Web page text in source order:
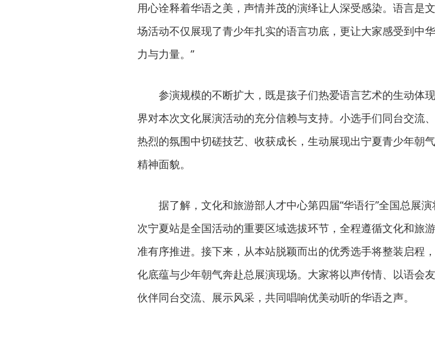
用心诠释着华语之美，声情并茂的演绎让人深受感染。语言是
场活动不仅展现了青少年扎实的语言功底，更让大家感受到中
力与力量。”
参演规模的不断扩大，既是孩子们热爱语言艺术的生动体
界对本次文化展演活动的充分信赖与支持。小选手们同台交流
热烈的氛围中切磋技艺、收获成长，生动展现出宁夏青少年朝
精神面貌。
据了解，文化和旅游部人才中心第四届“华语行”全国总展
次宁夏站是全国活动的重要区域选拔环节，全程遵循文化和旅
准有序推进。接下来，从本站脱颖而出的优秀选手将整装启程
化底蕴与少年朝气奔赴总展演现场。大家将以声传情、以语会
伙伴同台交流、展示风采，共同唱响优美动听的华语之声。